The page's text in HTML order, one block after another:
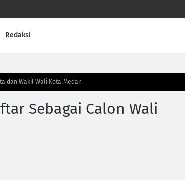
Redaksi
dan Wakil Wali Kota Medan
Sebagai Calon Wali